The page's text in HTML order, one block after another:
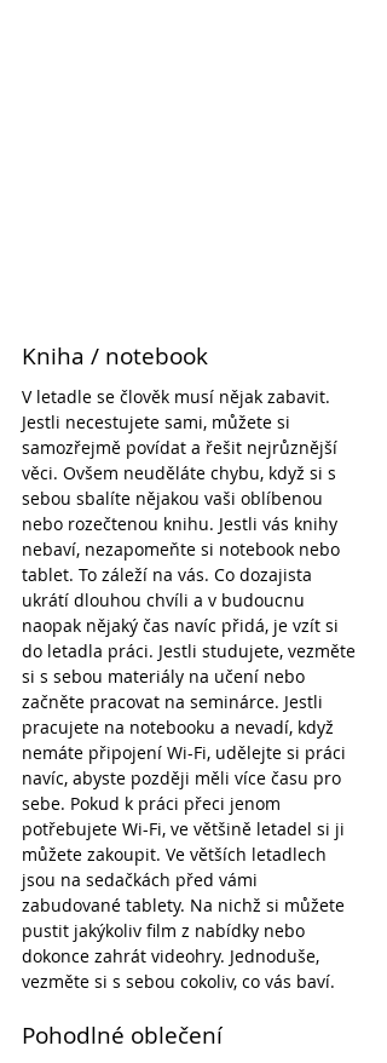
Kniha / notebook
V letadle se člověk musí nějak zabavit.
Jestli necestujete sami, můžete si
samozřejmě povídat a řešit nejrůznější
věci. Ovšem neuděláte chybu, když si s
sebou sbalíte nějakou vaši oblíbenou
nebo rozečtenou knihu. Jestli vás knihy
nebaví, nezapomeňte si notebook nebo
tablet. To záleží na vás. Co dozajista
ukrátí dlouhou chvíli a v budoucnu
naopak nějaký čas navíc přidá, je vzít si
do letadla práci. Jestli studujete, vezměte
si s sebou materiály na učení nebo
začněte pracovat na seminárce. Jestli
pracujete na notebooku a nevadí, když
nemáte připojení Wi-Fi, udělejte si práci
navíc, abyste později měli více času pro
sebe. Pokud k práci přeci jenom
potřebujete Wi-Fi, ve většině letadel si ji
můžete zakoupit. Ve větších letadlech
jsou na sedačkách před vámi
zabudované tablety. Na nichž si můžete
pustit jakýkoliv film z nabídky nebo
dokonce zahrát videohry. Jednoduše,
vezměte si s sebou cokoliv, co vás baví.
Pohodlné oblečení